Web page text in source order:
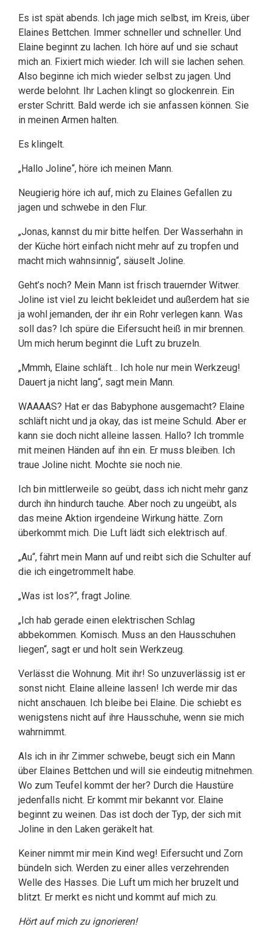
Es ist spät abends. Ich jage mich selbst, im Kreis, über
Elaines Bettchen. Immer schneller und schneller. Und
Elaine beginnt zu lachen. Ich höre auf und sie schaut
mich an. Fixiert mich wieder. Ich will sie lachen sehen.
Also beginne ich mich wieder selbst zu jagen. Und
werde belohnt. Ihr Lachen klingt so glockenrein. Ein
erster Schritt. Bald werde ich sie anfassen können. Sie
in meinen Armen halten.
Es klingelt.
„Hallo Joline“, höre ich meinen Mann.
Neugierig höre ich auf, mich zu Elaines Gefallen zu
jagen und schwebe in den Flur.
„Jonas, kannst du mir bitte helfen. Der Wasserhahn in
der Küche hört einfach nicht mehr auf zu tropfen und
macht mich wahnsinnig“, säuselt Joline.
Geht’s noch? Mein Mann ist frisch trauernder Witwer.
Joline ist viel zu leicht bekleidet und außerdem hat sie
ja wohl jemanden, der ihr ein Rohr verlegen kann. Was
soll das? Ich spüre die Eifersucht heiß in mir brennen.
Um mich herum beginnt die Luft zu bruzeln.
„Mmmh, Elaine schläft… Ich hole nur mein Werkzeug!
Dauert ja nicht lang“, sagt mein Mann.
WAAAAS? Hat er das Babyphone ausgemacht? Elaine
schläft nicht und ja okay, das ist meine Schuld. Aber er
kann sie doch nicht alleine lassen. Hallo? Ich trommle
mit meinen Händen auf ihn ein. Er muss bleiben. Ich
traue Joline nicht. Mochte sie noch nie.
Ich bin mittlerweile so geübt, dass ich nicht mehr ganz
durch ihn hindurch tauche. Aber noch zu ungeübt, als
das meine Aktion irgendeine Wirkung hätte. Zorn
überkommt mich. Die Luft lädt sich elektrisch auf.
„Au“, fährt mein Mann auf und reibt sich die Schulter auf
die ich eingetrommelt habe.
„Was ist los?“, fragt Joline.
„Ich hab gerade einen elektrischen Schlag
abbekommen. Komisch. Muss an den Hausschuhen
liegen“, sagt er und holt sein Werkzeug.
Verlässt die Wohnung. Mit ihr! So unzuverlässig ist er
sonst nicht. Elaine alleine lassen! Ich werde mir das
nicht anschauen. Ich bleibe bei Elaine. Die schiebt es
wenigstens nicht auf ihre Hausschuhe, wenn sie mich
wahrnimmt.
Als ich in ihr Zimmer schwebe, beugt sich ein Mann
über Elaines Bettchen und will sie eindeutig mitnehmen.
Wo zum Teufel kommt der her? Durch die Haustüre
jedenfalls nicht. Er kommt mir bekannt vor. Elaine
beginnt zu weinen. Das ist doch der Typ, der sich mit
Joline in den Laken geräkelt hat.
Keiner nimmt mir mein Kind weg! Eifersucht und Zorn
bündeln sich. Werden zu einer alles verzehrenden
Welle des Hasses. Die Luft um mich her bruzelt und
blitzt. Er merkt es nicht und kommt auf mich zu.
Hört auf mich zu ignorieren!